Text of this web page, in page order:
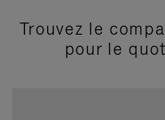
Trouvez le
pour le